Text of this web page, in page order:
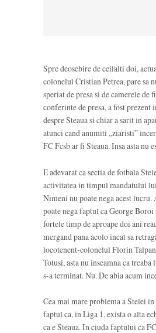
Spre deosebire de ceilalti doi,
colonelul Cristian Petrea, pare sa
speriat de presa si de camerele de
conferinte de presa, a fost
despre Steaua si chiar a sarit in
atunci cand anumiti „ziaristi”
FC Fcsb ar fi Steaua. Insa asta nu
E adevarat ca sectia de fotbala
activitatea in timpul mandatului
Nimeni nu poate nega acest lucru.
poate nega faptul ca George Boroi
fortele timp de aproape doi ani
mergand pana acolo incat sa
locotenent-colonelul Florin
Totusi, asta nu inseamna ca
s-a terminat. Nu. De abia acum
Cea mai mare problema a Stelei in
faptul ca, in Liga 1, exista o alta
ca e Steaua. In ciuda faptului ca